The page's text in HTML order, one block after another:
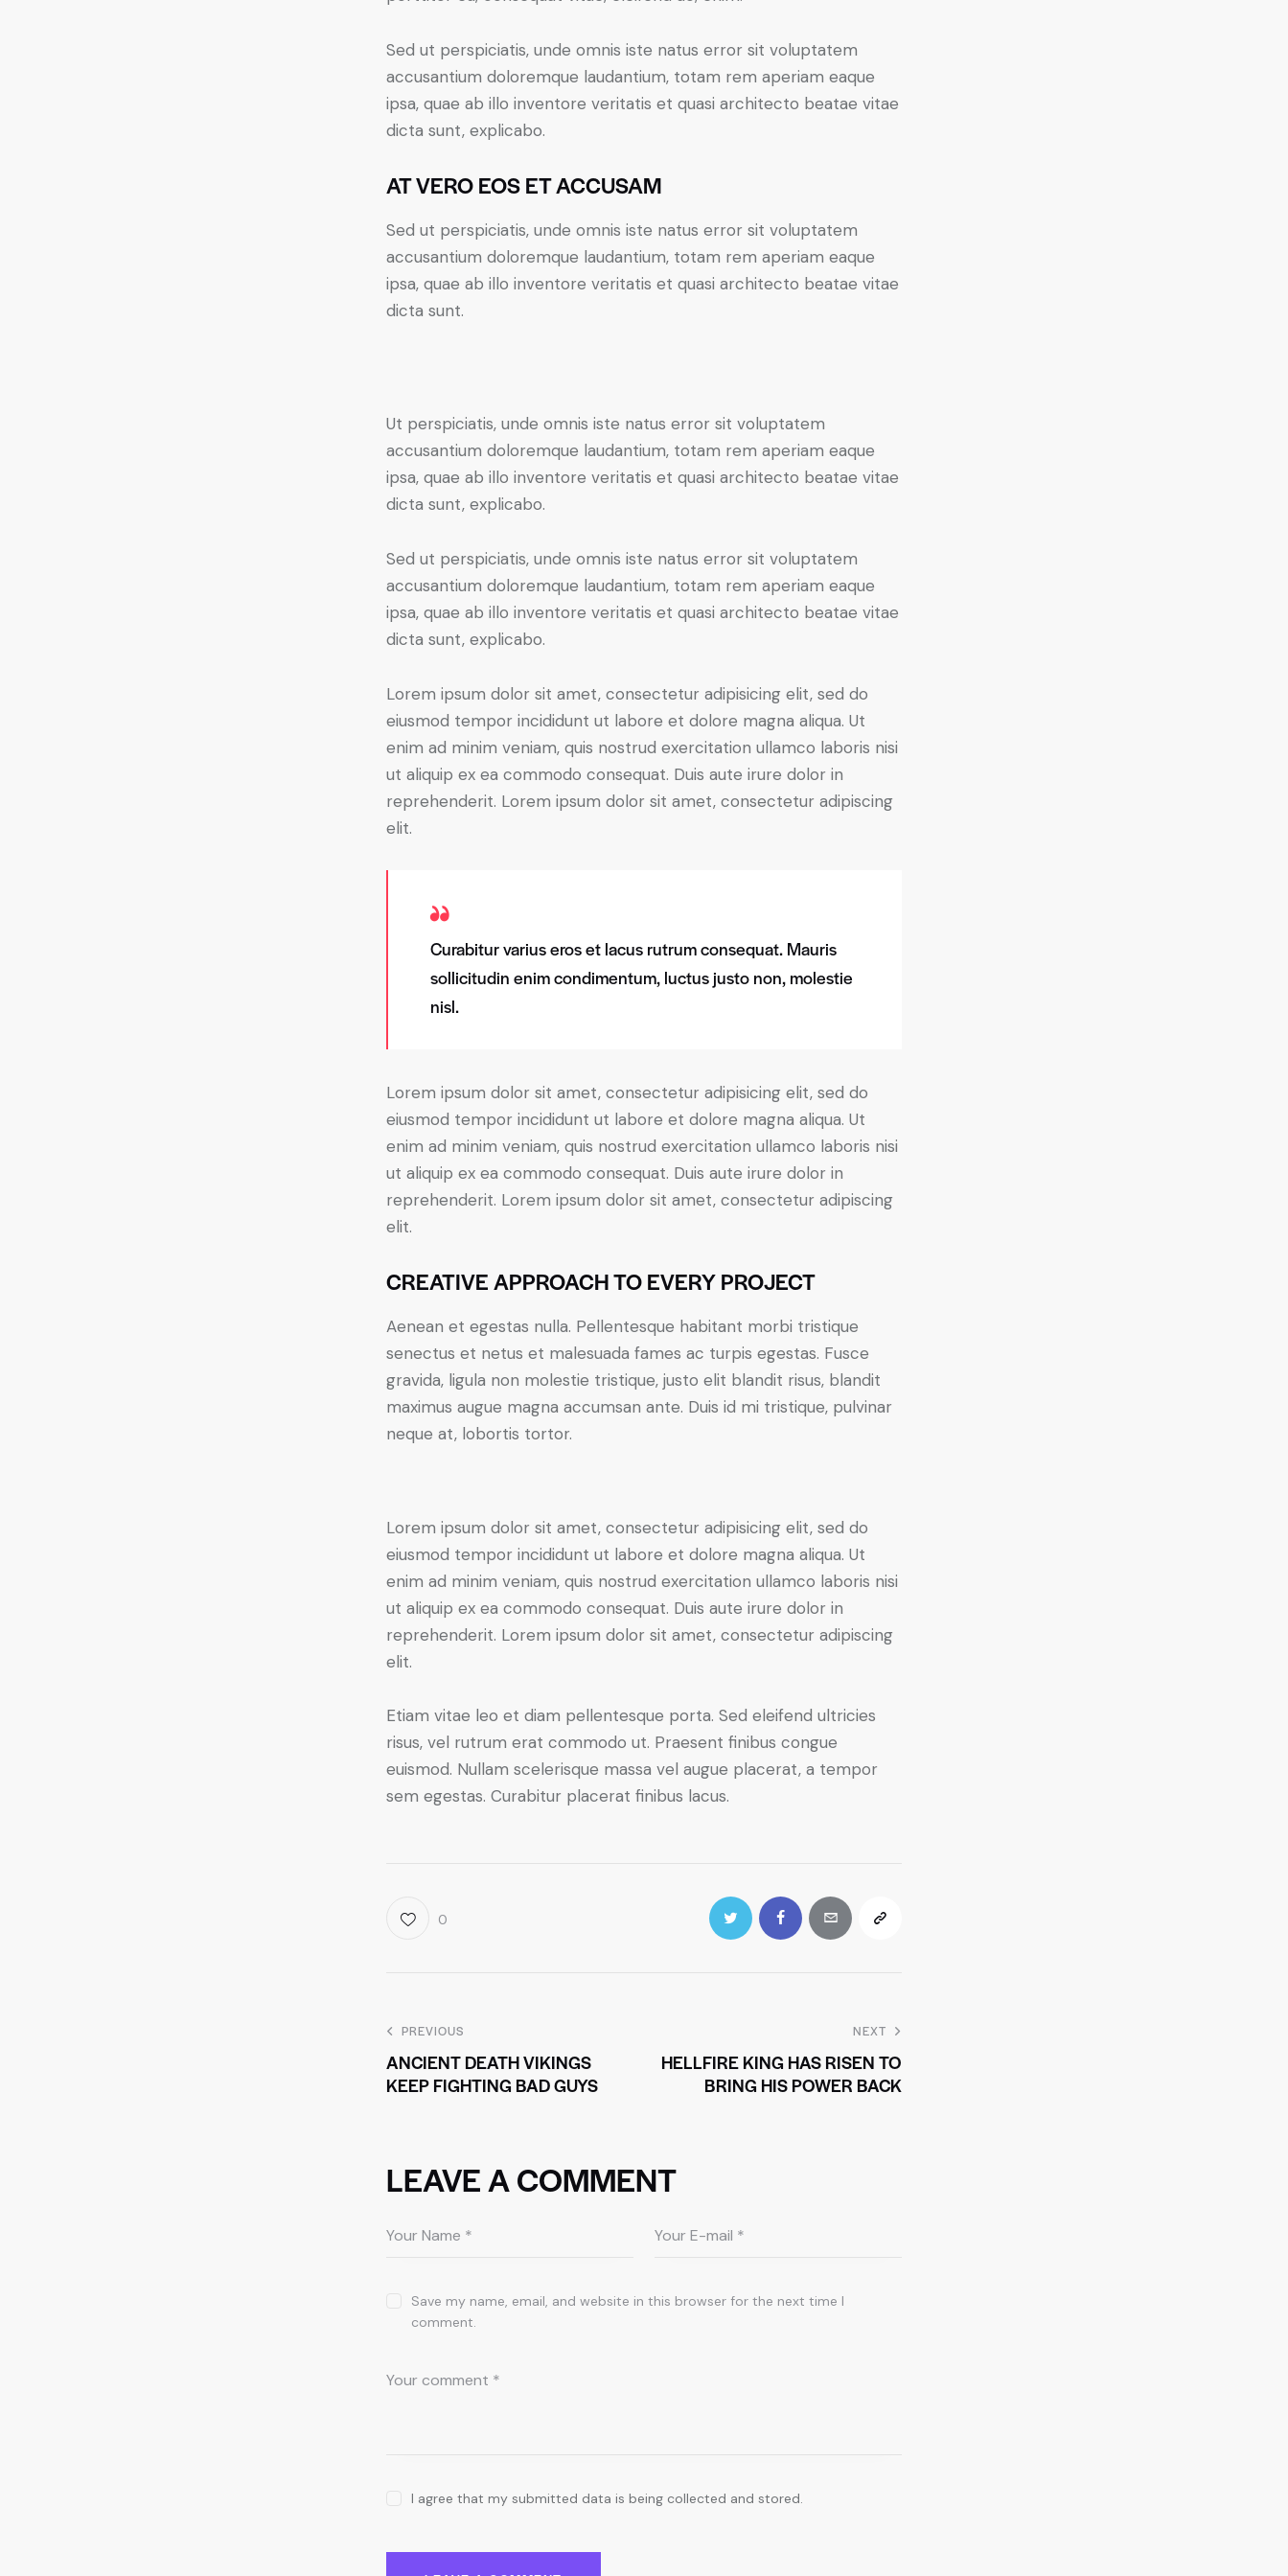
Sed ut perspiciatis, unde omnis iste natus error sit voluptatem
accusantium doloremque laudantium, totam rem aperiam eaque
ipsa, quae ab illo inventore veritatis et quasi architecto beatae vitae
dicta sunt, explicabo.
AT VERO EOS ET ACCUSAM
Sed ut perspiciatis, unde omnis iste natus error sit voluptatem
accusantium doloremque laudantium, totam rem aperiam eaque
ipsa, quae ab illo inventore veritatis et quasi architecto beatae vitae
dicta sunt.
Ut perspiciatis, unde omnis iste natus error sit voluptatem
accusantium doloremque laudantium, totam rem aperiam eaque
ipsa, quae ab illo inventore veritatis et quasi architecto beatae vitae
dicta sunt, explicabo.
Sed ut perspiciatis, unde omnis iste natus error sit voluptatem
accusantium doloremque laudantium, totam rem aperiam eaque
ipsa, quae ab illo inventore veritatis et quasi architecto beatae vitae
dicta sunt, explicabo.
Lorem ipsum dolor sit amet, consectetur adipisicing elit, sed do
eiusmod tempor incididunt ut labore et dolore magna aliqua. Ut
enim ad minim veniam, quis nostrud exercitation ullamco laboris nisi
ut aliquip ex ea commodo consequat. Duis aute irure dolor in
reprehenderit. Lorem ipsum dolor sit amet, consectetur adipiscing
elit.
Curabitur varius eros et lacus rutrum consequat. Mauris
sollicitudin enim condimentum, luctus justo non, molestie
nisl.
Lorem ipsum dolor sit amet, consectetur adipisicing elit, sed do
eiusmod tempor incididunt ut labore et dolore magna aliqua. Ut
enim ad minim veniam, quis nostrud exercitation ullamco laboris nisi
ut aliquip ex ea commodo consequat. Duis aute irure dolor in
reprehenderit. Lorem ipsum dolor sit amet, consectetur adipiscing
elit.
CREATIVE APPROACH TO EVERY PROJECT
Aenean et egestas nulla. Pellentesque habitant morbi tristique
senectus et netus et malesuada fames ac turpis egestas. Fusce
gravida, ligula non molestie tristique, justo elit blandit risus, blandit
maximus augue magna accumsan ante. Duis id mi tristique, pulvinar
neque at, lobortis tortor.
Lorem ipsum dolor sit amet, consectetur adipisicing elit, sed do
eiusmod tempor incididunt ut labore et dolore magna aliqua. Ut
enim ad minim veniam, quis nostrud exercitation ullamco laboris nisi
ut aliquip ex ea commodo consequat. Duis aute irure dolor in
reprehenderit. Lorem ipsum dolor sit amet, consectetur adipiscing
elit.
Etiam vitae leo et diam pellentesque porta. Sed eleifend ultricies
risus, vel rutrum erat commodo ut. Praesent finibus congue
euismod. Nullam scelerisque massa vel augue placerat, a tempor
sem egestas. Curabitur placerat finibus lacus.
0
PREVIOUS
ANCIENT DEATH VIKINGS
KEEP FIGHTING BAD GUYS
NEXT
HELLFIRE KING HAS RISEN TO
BRING HIS POWER BACK
LEAVE A COMMENT
Save my name, email, and website in this browser for the next time I
comment.
I agree that my submitted data is being collected and stored.